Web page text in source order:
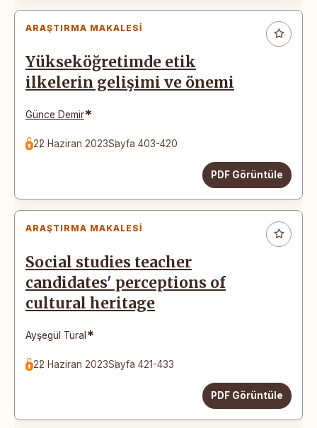
ARAŞTIRMA MAKALESI
Yükseköğretimde etik
ilkelerin gelişimi ve önemi
Günce Demir*
22 Haziran 2023Sayfa 403-420
PDF Görüntüle
ARAŞTIRMA MAKALESI
Social studies teacher
candidates' perceptions of
cultural heritage
Ayşegül Tural *
22 Haziran 2023Sayfa 421-433
PDF Görüntüle